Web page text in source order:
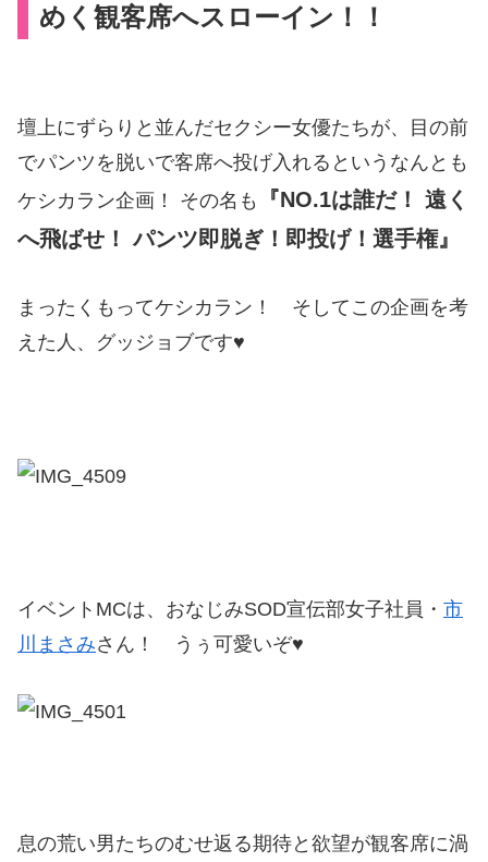
めく観客席へスローイン！！
壇上にずらりと並んだセクシー女優たちが、目の前
でパンツを脱いで客席へ投げ入れるというなんとも
ケシカラン企画！ その名も
『NO.1は誰だ！ 遠く
へ飛ばせ！ パンツ即脱ぎ！即投げ！選手権』
まったくもってケシカラン！ そしてこの企画を考
えた人、グッジョブです♥
イベントMCは、おなじみSOD宣伝部女子社員・ 市
川まさみさん！ うぅ可愛いぞ♥
息の荒い男たちのむせ返る期待と欲望が観客席に渦